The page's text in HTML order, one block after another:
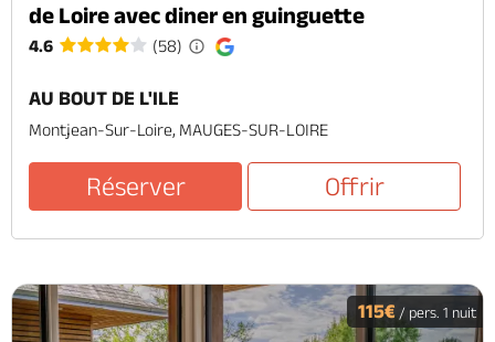
de Loire avec diner en guinguette
4.6 (58)
AU BOUT DE L'ILE
Montjean-Sur-Loire, MAUGES-SUR-LOIRE
Réserver Offrir
115€ / pers. 1 nuit